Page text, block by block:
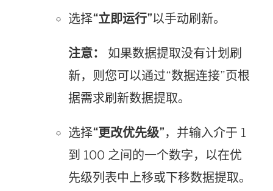
选择“立即运行”以手动刷新。
注意：
如果数据提取没有计划刷
新，则您可以通过“数据连接”页根
据需求刷新数据提取。
选择“更改优先级”，并输入介于 1
到 100 之间的一个数字，以在优
先级列表中上移或下移数据提取。